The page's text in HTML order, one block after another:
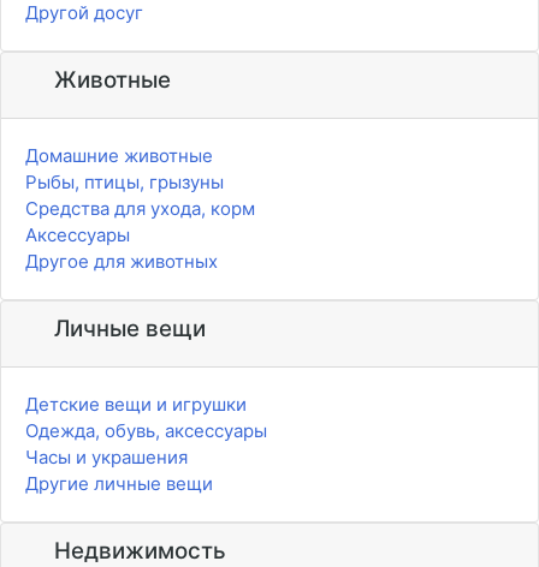
Другой досуг
Животные
Домашние животные
Рыбы, птицы, грызуны
Средства для ухода, корм
Аксессуары
Другое для животных
Личные вещи
Детские вещи и игрушки
Одежда, обувь, аксессуары
Часы и украшения
Другие личные вещи
Недвижимость